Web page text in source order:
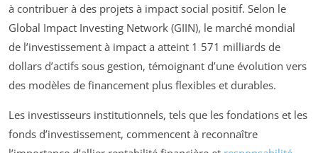
à contribuer à des projets à impact social positif. Selon le
Global Impact Investing Network (GIIN), le marché mondial
de l’investissement à impact a atteint 1 571 milliards de
dollars d’actifs sous gestion, témoignant d’une évolution vers
des modèles de financement plus flexibles et durables.
Les investisseurs institutionnels, tels que les fondations et les
fonds d’investissement, commencent à reconnaître